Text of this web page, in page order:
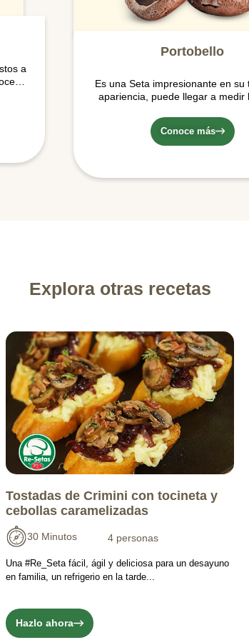
a
en
Portobello
Es una Seta impresionante en su
apariencia, puede llegar a medir
a Umami) y de color café, con
densa y carnosa. Es la forma
Crimini.
Conoce más
Explora otras recetas
Tostadas de Crimini con tocineta y
cebollas caramelizadas
30 Minutos 4 personas
Una #Re_Seta fácil, ágil y deliciosa para un desayuno
en familia, un refrigerio en la tarde...
Hazlo ahora